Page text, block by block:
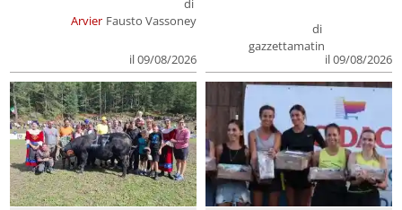
Arvier
di
Fausto Vassoney
il 09/08/2026
di
gazzettamatin
il 09/08/2026